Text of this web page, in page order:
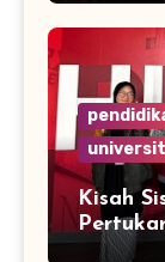
Kisah
Asia